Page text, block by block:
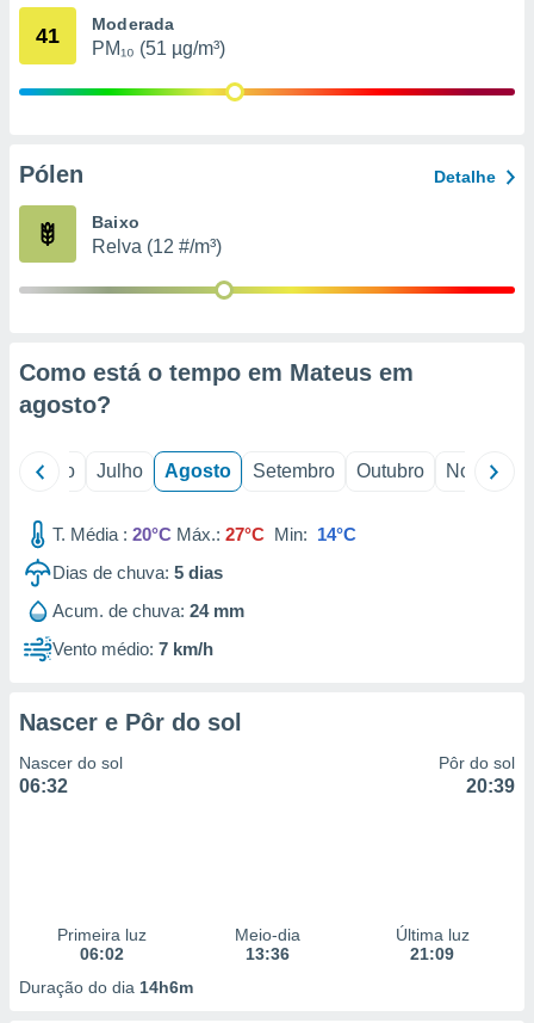
estudos
e
1199
41 Moderada
PM₁₀ (51 µg/m³)
Pólen Detalhe
Baixo
Relva (12 #/m³)
Como está o tempo em Mateus em
agosto?
Junho Julho Agosto Setembro Outubro Novembro
T. Média : 20°C Máx.: 27°C Min: 14°C
Dias de chuva: 5 dias
Acum. de chuva: 24 mm
Vento médio: 7 km/h
Nascer e Pôr do sol
Nascer do sol
06:32
Pôr do sol
20:39
Primeira luz
06:02
Meio-dia
13:36
Última luz
21:09
Duração do dia 14h6m